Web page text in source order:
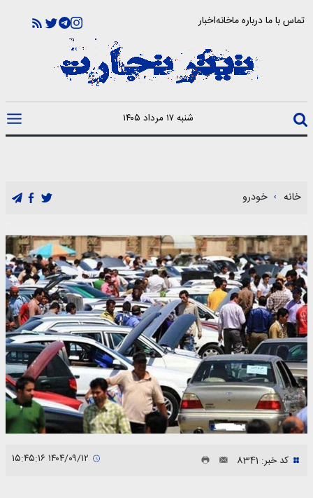
تماس با مادرباره ماخانهاخبار
شنبه ۱۷ مرداد ۱۴۰۵
خانه خودرو
کد خبر: 8341